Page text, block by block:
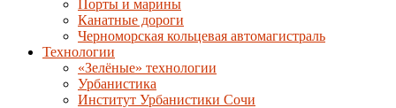
Порты и марины
Канатные дороги
Черноморская кольцевая автомагистраль
Технологии
«Зелёные» технологии
Урбанистика
Институт Урбанистики Сочи